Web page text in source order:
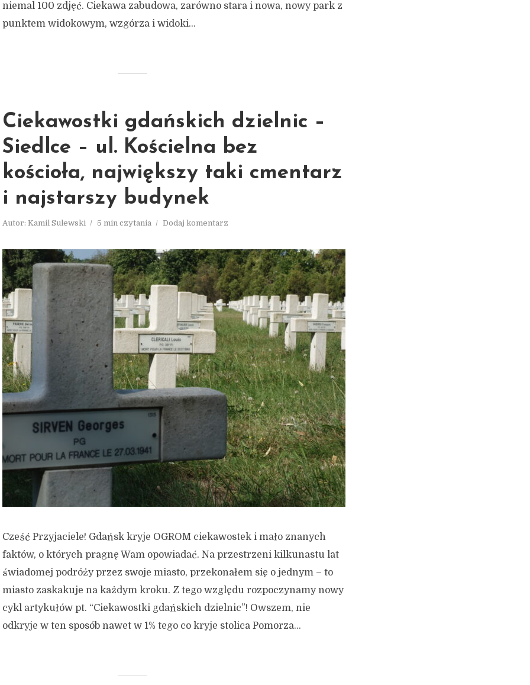
niemal 100 zdjęć. Ciekawa zabudowa, zarówno stara i nowa, nowy park z
punktem widokowym, wzgórza i widoki...
Ciekawostki gdańskich dzielnic –
Siedlce – ul. Kościelna bez
kościoła, największy taki cmentarz
i najstarszy budynek
Autor: Kamil Sulewski 5 min czytania Dodaj komentarz
Cześć Przyjaciele! Gdańsk kryje OGROM ciekawostek i mało znanych
faktów, o których pragnę Wam opowiadać. Na przestrzeni kilkunastu lat
świadomej podróży przez swoje miasto, przekonałem się o jednym – to
miasto zaskakuje na każdym kroku. Z tego względu rozpoczynamy nowy
cykl artykułów pt. “Ciekawostki gdańskich dzielnic”! Owszem, nie
odkryje w ten sposób nawet w 1% tego co kryje stolica Pomorza...